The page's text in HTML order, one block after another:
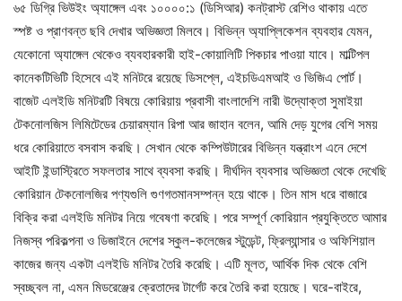
৬৫ ডিগ্রি ভিউইং অ্যাঙ্গেল এবং ১০০০০:১ (ডিসিআর) কনট্রাস্ট রেশিও থাকায় এতে
স্পষ্ট ও প্রাণবন্ত ছবি দেখার অভিজ্ঞতা মিলবে। বিভিন্ন অ্যাপ্লিকেশন ব্যবহার যেমন,
যেকোনো অ্যাঙ্গেল থেকেও ব্যবহারকারী হাই-কোয়ালিটি পিকচার পাওয়া যাবে। মাল্টিপল
কানেকটিভিটি হিসেবে এই মনিটরে রয়েছে ডিসপ্লে, এইচডিএমআই ও ভিজিএ পোর্ট।
বাজেট এলইডি মনিটরটি বিষয়ে কোরিয়ায় প্রবাসী বাংলাদেশি নারী উদ্যোক্তা সুমাইয়া
টেকনোলজিস লিমিটেডের চেয়ারম্যান রিপা আর জাহান বলেন, আমি দেড় যুগের বেশি সময়
ধরে কোরিয়াতে বসবাস করছি। সেখান থেকে কম্পিউটারের বিভিন্ন যন্ত্রাংশ এনে দেশে
আইটি ইন্ডাস্ট্রিতে সফলতার সাথে ব্যবসা করছি। দীর্ঘদিন ব্যবসার অভিজ্ঞতা থেকে দেখেছি
কোরিয়ান টেকনোলজির পণ্যগুলি গুণগতমানসম্পন্ন হয়ে থাকে। তিন মাস ধরে বাজারে
বিক্রি করা এলইডি মনিটর নিয়ে গবেষণা করেছি। পরে সম্পূর্ণ কোরিয়ান প্রযুক্তিতে আমার
নিজস্ব পরিকল্পনা ও ডিজাইনে দেশের স্কুল-কলেজের স্টুডেন্ট, ফ্রিল্যান্সার ও অফিশিয়াল
কাজের জন্য একটা এলইডি মনিটর তৈরি করেছি। এটি মূলত, আর্থিক দিক থেকে বেশি
স্বচ্ছ্বল না, এমন মিডরেঞ্জের ক্রেতাদের টার্গেট করে তৈরি করা হয়েছে। ঘরে-বাইরে,